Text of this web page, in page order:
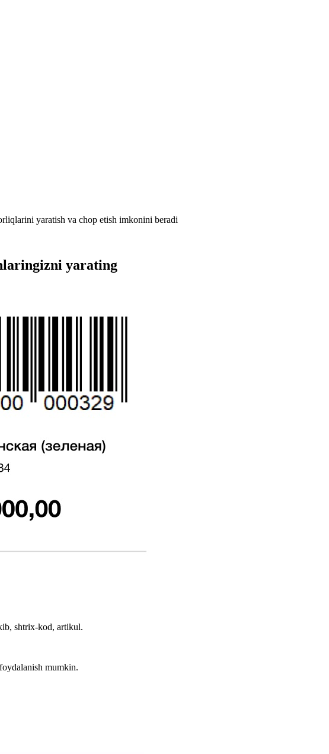
yaratish va chop etish imkonini beradi
yarating
shtrix-kod, artikul.
mumkin.